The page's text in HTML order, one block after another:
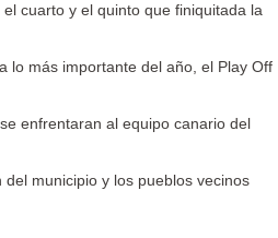
cuarto y el quinto que finiquitada la
lo más importante del año, el Play Off
enfrentaran al equipo canario del
municipio y los pueblos vecinos